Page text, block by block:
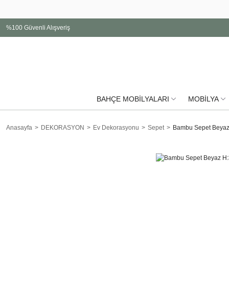
%100 Güvenli Alışveriş
BAHÇE MOBİLYALARI MOBİLYA
Anasayfa DEKORASYON Ev Dekorasyonu Sepet Bambu Sepet